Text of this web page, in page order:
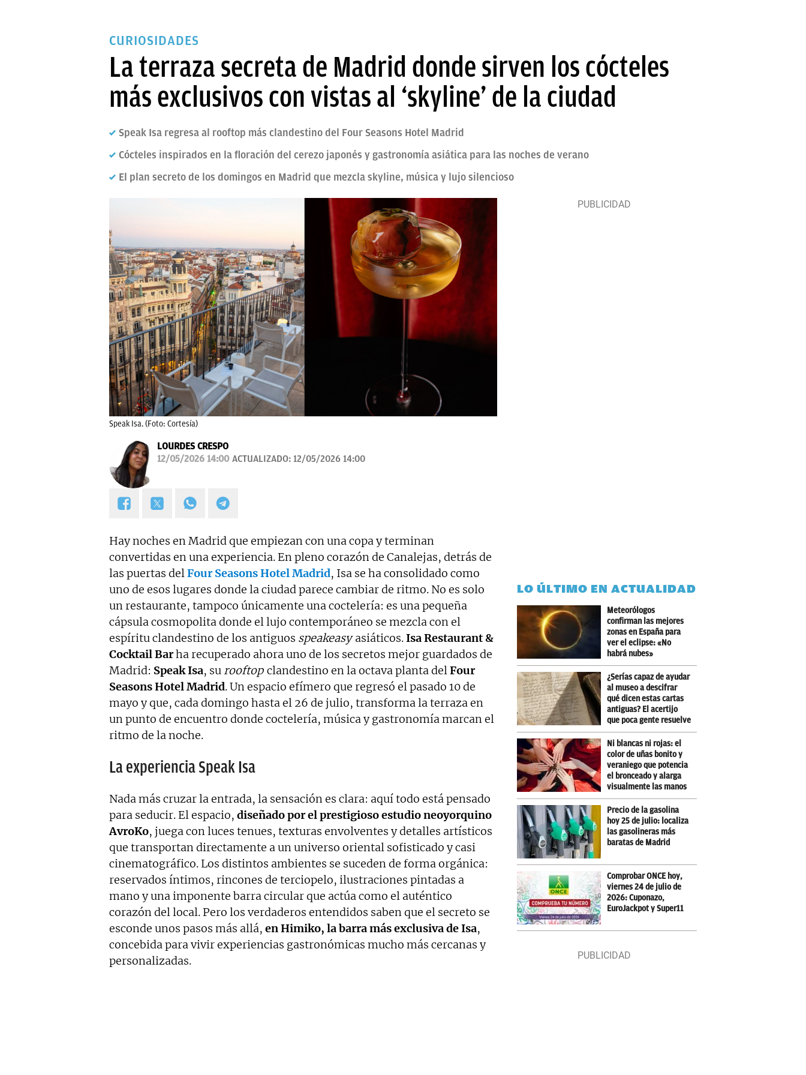
CURIOSIDADES
La terraza secreta de Madrid donde sirven los cócteles
más exclusivos con vistas al ‘skyline’ de la ciudad
Speak Isa regresa al rooftop más clandestino del Four Seasons Hotel Madrid
Cócteles inspirados en la floración del cerezo japonés y gastronomía asiática para las noches de verano
El plan secreto de los domingos en Madrid que mezcla skyline, música y lujo silencioso
Speak Isa. (Foto: Cortesía)
LOURDES CRESPO
12/05/2026 14:00 ACTUALIZADO: 12/05/2026 14:00
Hay noches en Madrid que empiezan con una copa y terminan
convertidas en una experiencia. En pleno corazón de Canalejas, detrás de
las puertas delFour Seasons Hotel Madrid, Isa se ha consolidado como
uno de esos lugares donde la ciudad parece cambiar de ritmo. No es solo
un restaurante, tampoco únicamente una coctelería: es una pequeña
cápsula cosmopolita donde el lujo contemporáneo se mezcla con el
espíritu clandestino de los antiguos speakeasyasiáticos.Isa Restaurant &
Cocktail Barha recuperado ahora uno de los secretos mejor guardados de
Madrid: Speak Isa, su rooftop clandestino en la octava planta delFour
Seasons Hotel Madrid. Un espacio efímero que regresó el pasado 10 de
mayo y que, cada domingo hasta el 26 de julio, transforma la terraza en
un punto de encuentro donde coctelería, música y gastronomía marcan el
ritmo de la noche.
La experiencia Speak Isa
Nada más cruzar la entrada, la sensación es clara: aquí todo está pensado
para seducir. El espacio, diseñado por el prestigioso estudio neoyorquino
AvroKo, juega con luces tenues, texturas envolventes y detalles artísticos
que transportan directamente a un universo oriental sofisticado y casi
cinematográfico. Los distintos ambientes se suceden de forma orgánica:
reservados íntimos, rincones de terciopelo, ilustraciones pintadas a
mano y una imponente barra circular que actúa como el auténtico
corazón del local. Pero los verdaderos entendidos saben que el secreto se
esconde unos pasos más allá, en Himiko, la barra más exclusiva de Isa,
concebida para vivir experiencias gastronómicas mucho más cercanas y
personalizadas.
LO ÚLTIMO EN ACTUALIDAD
Meteorólogos
confirman las mejores
zonas en España para
ver el eclipse: «No
habrá nubes»
¿Serías capaz de ayudar
al museo a descifrar
qué dicen estas cartas
antiguas? El acertijo
que poca gente resuelve
Ni blancas ni rojas: el
color de uñas bonito y
veraniego que potencia
el bronceado y alarga
visualmente las manos
Precio de la gasolina
hoy 25 de julio: localiza
las gasolineras más
baratas de Madrid
Comprobar ONCE hoy,
viernes 24 de julio de
2026: Cuponazo,
EuroJackpot y Super11